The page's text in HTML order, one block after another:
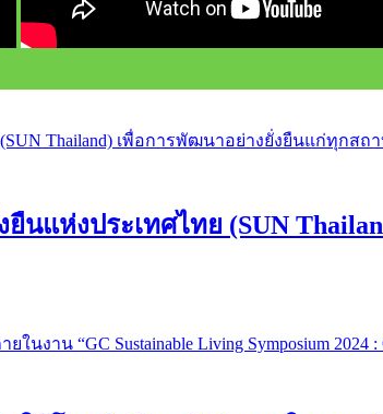
นแห่งประเทศไทย (SUN